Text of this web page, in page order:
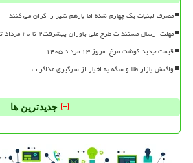
مصرف لبنیات یک چهارم شده اما بازهم شیر را گران می کنند
مهلت ارسال مستندات طرح ملی یاوران پیشرفت۲ تا ۲۰ مرداد تمدید گردید
قیمت جدید گوشت مرغ امروز ۱۳ مرداد ۱۴۰۵
واکنش بازار طلا و سکه به اخبار از سرگیری مذاکرات
جدیدترین ها